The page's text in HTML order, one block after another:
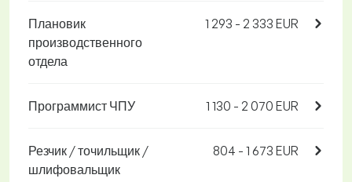
Плановик
производственного
отдела
1 293 - 2 333 EUR
Программист ЧПУ 1 130 - 2 070 EUR
Резчик / точильщик /
шлифовальщик
804 - 1 673 EUR